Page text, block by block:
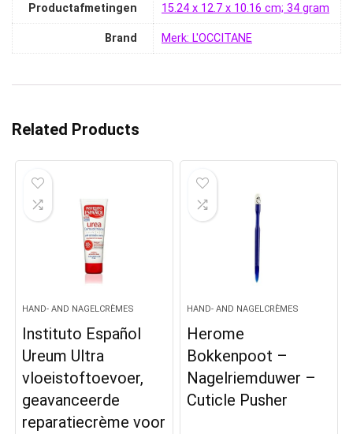
Productafmetingen ‎15.24 x 12.7 x 10.16 cm; 34 gram
Brand Merk: L'OCCITANE
Related Products
HAND- AND NAGELCRÈMES
Instituto Español
Ureum Ultra
vloeistoftoevoer,
geavanceerde
reparatiecrème voor
HAND- AND NAGELCRÈMES
Herome
Bokkenpoot –
Nagelriemduwer –
Cuticle Pusher